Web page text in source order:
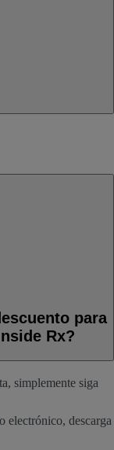
para
Rx?
simplemente siga
electrónico, descarga